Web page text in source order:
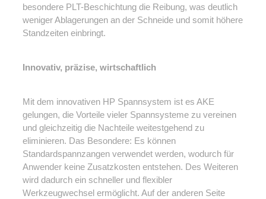
besondere PLT-Beschichtung die Reibung, was deutlich
weniger Ablagerungen an der Schneide und somit höhere
Standzeiten einbringt.
Innovativ, präzise, wirtschaftlich
Mit dem innovativen HP Spannsystem ist es AKE
gelungen, die Vorteile vieler Spannsysteme zu vereinen
und gleichzeitig die Nachteile weitestgehend zu
eliminieren. Das Besondere: Es können
Standardspannzangen verwendet werden, wodurch für
Anwender keine Zusatzkosten entstehen. Des Weiteren
wird dadurch ein schneller und flexibler
Werkzeugwechsel ermöglicht. Auf der anderen Seite